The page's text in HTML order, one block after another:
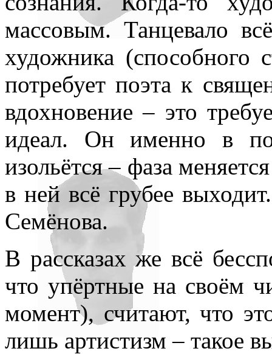
массовым. Танцевало
художника (способного
потребует поэта к
вдохновение – это
идеал. Он именно в
изольётся – фаза
в ней всё грубее
Семёнова.
В рассказах же всё
что упёртные на своём
момент), считают, что
лишь артистизм – такое